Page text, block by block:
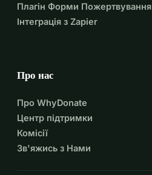
Плагін Форми Пожертвування
Інтеграція з Zapier
Про нас
Про WhyDonate
Центр підтримки
Комісії
Зв'яжись з Нами